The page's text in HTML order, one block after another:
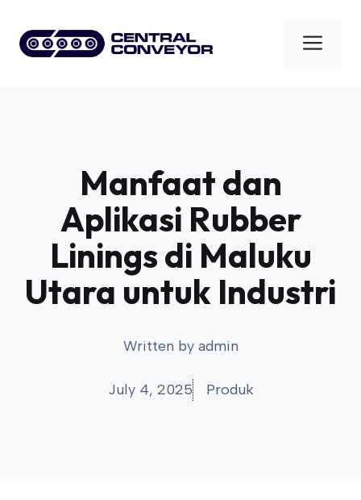
content
Manfaat dan
Aplikasi Rubber
Linings di Maluku
Utara untuk Industri
Written by admin
July 4, 2025 Produk